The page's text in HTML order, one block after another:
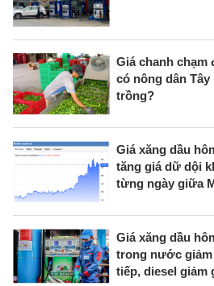
Giá chanh chạm
có nông dân
trồng?
Giá xăng dầu
tăng giá dữ dội
từng ngày giữa
Giá xăng dầu
trong nước
tiếp, diesel giảm